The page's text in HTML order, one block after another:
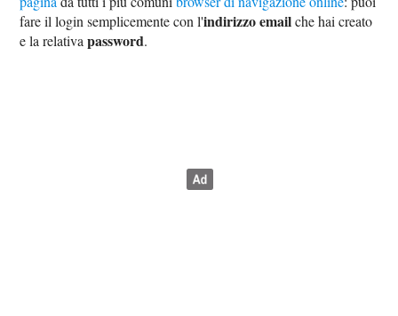
fare il login semplicemente con l'indirizzo emailche hai creato
e la relativapassword.